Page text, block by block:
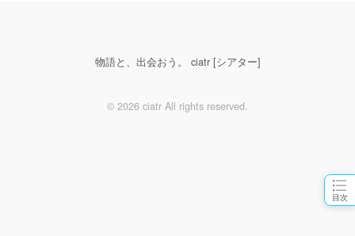
目次
物語と、出会おう。 ciatr [シアター]
© 2026 ciatr All rights reserved.